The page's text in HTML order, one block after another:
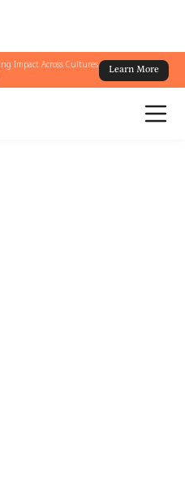
Impact Across Cultures
Learn More